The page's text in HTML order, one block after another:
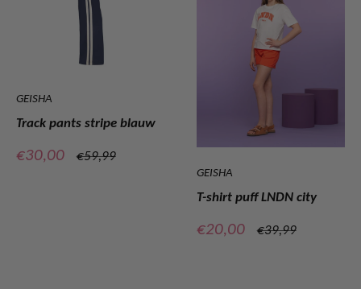
GEISHA
Track pants stripe blauw
Verkoopprijs
€30,00
Normale
€59,99
GEISHA
T-shirt puff LNDN city
Verkoopprijs
€20,00
Normale
€39,99